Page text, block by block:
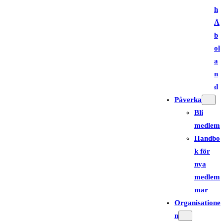
h
Å
b
ol
a
n
d
Påverka
Bli
medlem
Handbo
k för
nya
medlem
mar
Organisatione
n